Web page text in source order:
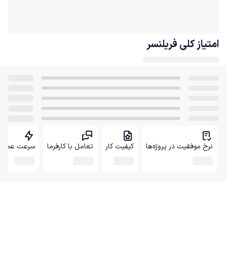
امتیاز کلی فریلنسر
نرخ موفقیت در پروژه‌ها کیفیت کار تعامل با کارفرما سرعت عمل